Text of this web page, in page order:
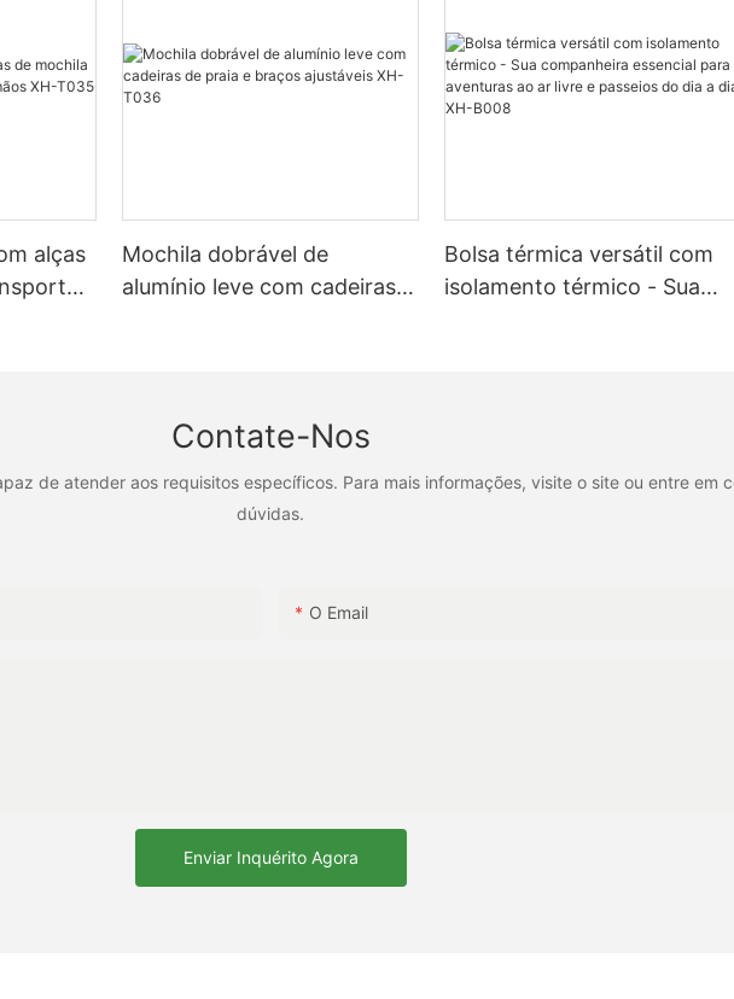
alças
Mochila dobrável de
alumínio leve com cadeiras
Bolsa térmica versátil com
isolamento térmico - Sua
Contate-Nos
de atender aos requisitos específicos. Para mais informações, visite o site ou entre em
dúvidas.
O Email
Enviar Inquérito Agora